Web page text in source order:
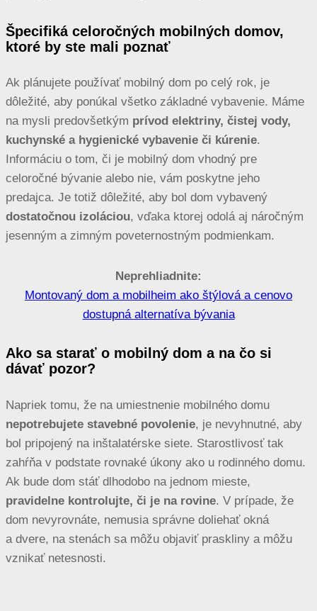
Špecifiká celoročných mobilných domov,
ktoré by ste mali poznať
Ak plánujete používať mobilný dom po celý rok, je
dôležité, aby ponúkal všetko základné vybavenie. Máme
na mysli predovšetkým prívod elektriny, čistej vody,
kuchynské a hygienické vybavenie či kúrenie.
Informáciu o tom, či je mobilný dom vhodný pre
celoročné bývanie alebo nie, vám poskytne jeho
predajca. Je totiž dôležité, aby bol dom vybavený
dostatočnou izoláciou, vďaka ktorej odolá aj náročným
jesenným a zimným poveternostným podmienkam.
Neprehliadnite:
Montovaný dom a mobilheim ako štýlová a cenovo
dostupná alternatíva bývania
Ako sa starať o mobilný dom a na čo si
dávať pozor?
Napriek tomu, že na umiestnenie mobilného domu
nepotrebujete stavebné povolenie, je nevyhnutné, aby
bol pripojený na inštalatérske siete. Starostlivosť tak
zahŕňa v podstate rovnaké úkony ako u rodinného domu.
Ak bude dom stáť dlhodobo na jednom mieste,
pravidelne kontrolujte, či je na rovine. V prípade, že
dom nevyrovnáte, nemusia správne doliehať okná
a dvere, na stenách sa môžu objaviť praskliny a môžu
vznikať netesnosti.